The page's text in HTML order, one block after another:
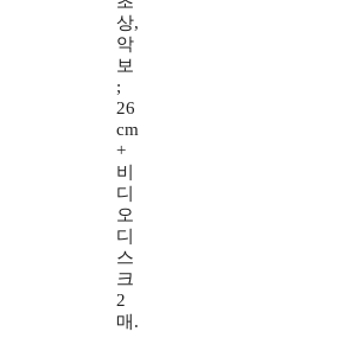
상,
악
보
;
26
cm
+
비
디
오
디
스
크
2
매.